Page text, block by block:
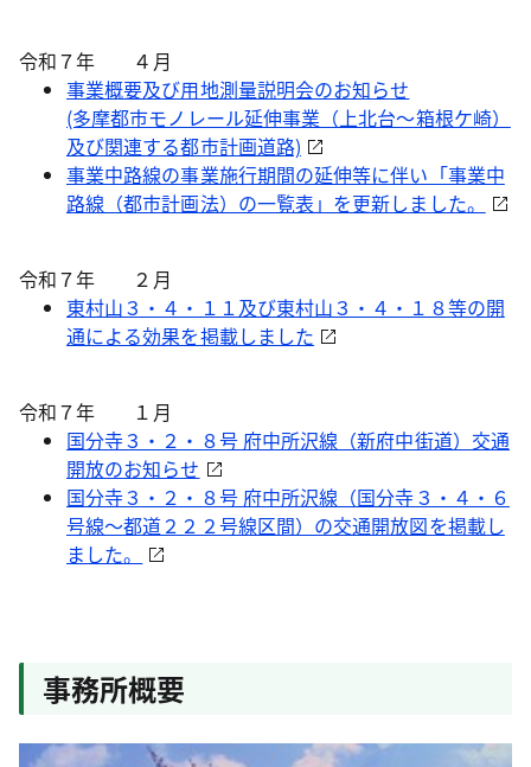
令和７年 ４月
事業概要及び用地測量説明会のお知らせ
(多摩都市モノレール延伸事業（上北台～箱根ケ崎）
及び関連する都市計画道路)
事業中路線の事業施行期間の延伸等に伴い「事業中
路線（都市計画法）の一覧表」を更新しました。
令和７年 ２月
東村山３・４・１１及び東村山３・４・１８等の開
通による効果を掲載しました
令和７年 １月
国分寺３・２・８号 府中所沢線（新府中街道）交通
開放のお知らせ
国分寺３・２・８号 府中所沢線（国分寺３・４・６
号線～都道２２２号線区間）の交通開放図を掲載し
ました。
事務所概要